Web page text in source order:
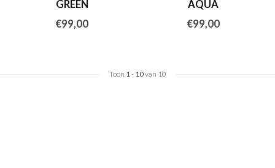
GREEN
€99,00
AQUA
€99,00
Toon 1 - 10van 10